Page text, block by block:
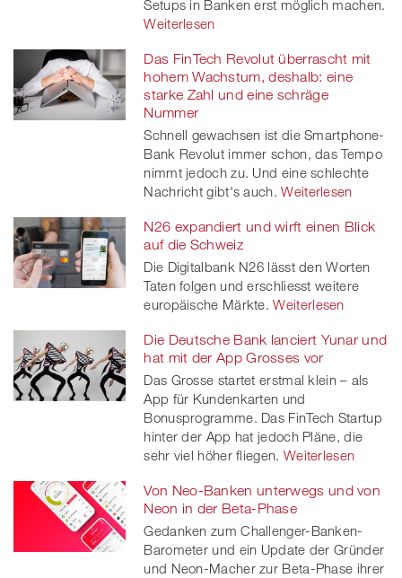
Setups in Banken erst möglich machen.
Weiterlesen
Das FinTech Revolut überrascht mit
hohem Wachstum, deshalb: eine
starke Zahl und eine schräge
Nummer
Schnell gewachsen ist die Smartphone-
Bank Revolut immer schon, das Tempo
nimmt jedoch zu. Und eine schlechte
Nachricht gibt's auch. Weiterlesen
N26 expandiert und wirft einen Blick
auf die Schweiz
Die Digitalbank N26 lässt den Worten
Taten folgen und erschliesst weitere
europäische Märkte. Weiterlesen
Die Deutsche Bank lanciert Yunar und
hat mit der App Grosses vor
Das Grosse startet erstmal klein – als
App für Kundenkarten und
Bonusprogramme. Das FinTech Startup
hinter der App hat jedoch Pläne, die
sehr viel höher fliegen. Weiterlesen
Von Neo-Banken unterwegs und von
Neon in der Beta-Phase
Gedanken zum Challenger-Banken-
Barometer und ein Update der Gründer
und Neon-Macher zur Beta-Phase ihrer